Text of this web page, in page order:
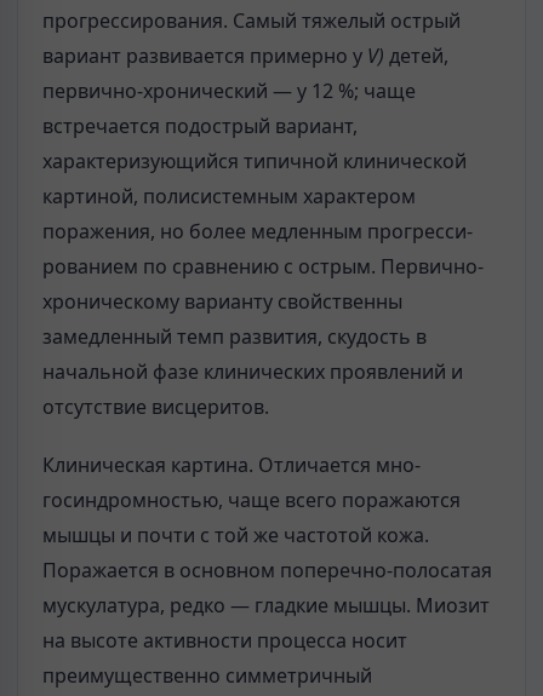
прогрессирования. Самый тяжелый острый
вариант развивается примерно у V) детей,
первично-хронический — у 12 %; чаще
встречается подострый вариант,
характеризующийся типичной клинической
картиной, полисистемным характером
поражения, но более медленным прогресси-
рованием по сравнению с острым. Первично-
хроническому варианту свойственны
замедленный темп развития, скудость в
начальной фазе клинических проявлений и
отсутствие висцеритов.
Клиническая картина. Отличается мно-
госиндромностью, чаще всего поражаются
мышцы и почти с той же частотой кожа.
Поражается в основном поперечно-полосатая
мускулатура, редко — гладкие мышцы. Миозит
на высоте активности процесса носит
преимущественно симметричный